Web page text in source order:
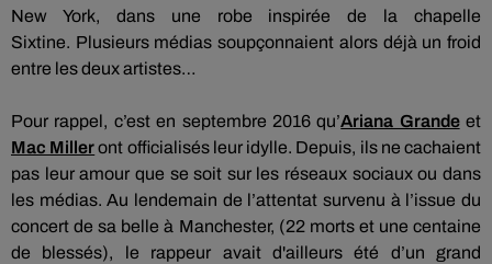
New York, dans une robe inspirée de la chapelle
Sixtine. Plusieurs médias soupçonnaient alors déjà un froid
entre les deux artistes…
Pour rappel, c’est en septembre 2016 qu’Ariana Grandeet
Mac Milleront officialisés leur idylle. Depuis, ils ne cachaient
pas leur amour que se soit sur les réseaux sociaux ou dans
les médias. Au lendemain de l’attentat survenu à l’issue du
concert de sa belle à Manchester, (22 morts et une centaine
de blessés), le rappeur avaitd'ailleurs été
d’un grand